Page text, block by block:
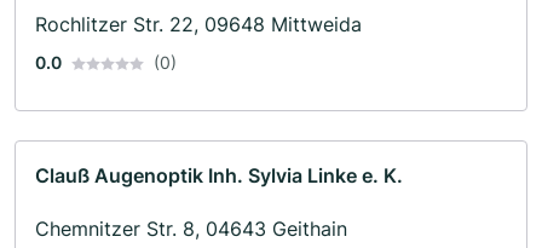
Rochlitzer Str. 22, 09648 Mittweida
0.0 (0)
Clauß Augenoptik Inh. Sylvia Linke e. K.
Chemnitzer Str. 8, 04643 Geithain